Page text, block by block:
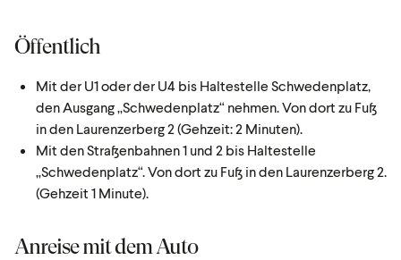
Öffentlich
Mit der U1 oder der U4 bis Haltestelle Schwedenplatz,
den Ausgang „Schwedenplatz“ nehmen. Von dort zu Fuß
in den Laurenzerberg 2 (Gehzeit: 2 Minuten).
Mit den Straßenbahnen 1 und 2 bis Haltestelle
„Schwedenplatz“. Von dort zu Fuß in den Laurenzerberg 2.
(Gehzeit 1 Minute).
Anreise mit dem Auto